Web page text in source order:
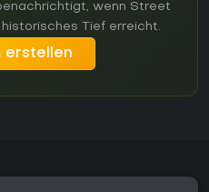
wenn Street
Tief erreicht.
erstellen